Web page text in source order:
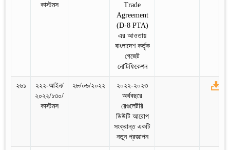
কাস্টমস
Trade
Agreement
(D-8 PTA)
এর আওতায়
বাংলাদেশ কর্তৃক
গেজেট
নোটিফিকেশন
২৬১
২২২-আইন/
২০২২/১৩০/
কাস্টমস
২৮/০৬/২০২২
২০২২-২০২৩
অর্থবছরে
রেগুলেটরি
ডিউটি আরোপ
সংক্রান্ত একটি
নতুন প্রজ্ঞাপন